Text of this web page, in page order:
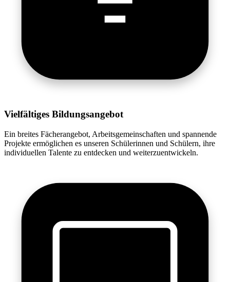
Vielfältiges Bildungsangebot
Ein breites Fächerangebot, Arbeitsgemeinschaften und spannende
Projekte ermöglichen es unseren Schülerinnen und Schülern, ihre
individuellen Talente zu entdecken und weiterzuentwickeln.